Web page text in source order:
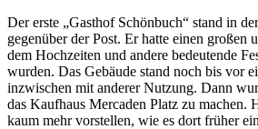
Der erste „Gasthof Schönbuch“ stand in
gegenüber der Post. Er hatte einen großen
dem Hochzeiten und andere bedeutende
wurden. Das Gebäude stand noch bis vor
inzwischen mit anderer Nutzung. Dann
das Kaufhaus Mercaden Platz zu machen.
kaum mehr vorstellen, wie es dort früher